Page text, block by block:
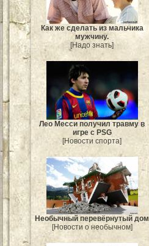
Как же сделать из мальчика
мужчину.
[Надо знать]
Лео Месси получил травму в
игре с PSG
[Новости спорта]
Необычный перевёрнутый дом
[Новости о необычном]